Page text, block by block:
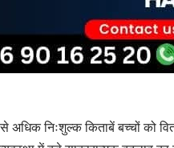
निःशुल्क किताबें बच्चों को